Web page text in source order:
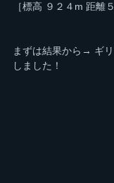
［標高 ９２４m 距離
まずは結果から→ ギ
しました！